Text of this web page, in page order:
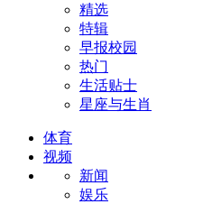
精选
特辑
早报校园
热门
生活贴士
星座与生肖
体育
视频
新闻
娱乐